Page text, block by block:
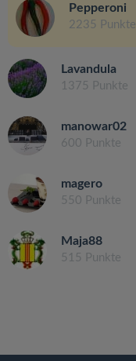
Pepperoni
2235 Punkte
Lavandula
1375 Punkte
manowar02
600 Punkte
magero
550 Punkte
Maja88
515 Punkte